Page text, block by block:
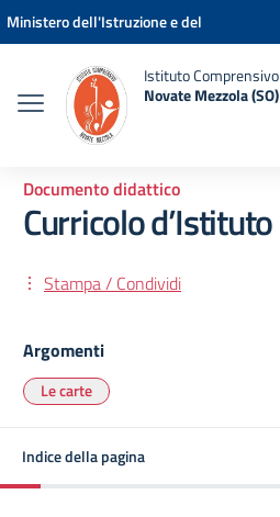
Vai ai contenuti
Vai al menu di navigazione
Vai al footer
Ministero dell'Istruzione e del
Istituto Comprensivo
Novate Mezzola (SO)
Documento didattico
Curricolo d’Istituto
Stampa / Condividi
Argomenti
Le carte
Indice della pagina